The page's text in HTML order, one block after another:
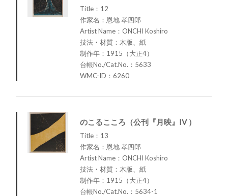
Title：12
作家名：恩地 孝四郎
Artist Name：ONCHI Koshiro
技法・材質：木版、紙
制作年：1915（大正4）
台帳No./Cat.No.：5633
WMC-ID：6260
のこるこころ（公刊『月映』IV ）
Title：13
作家名：恩地 孝四郎
Artist Name：ONCHI Koshiro
技法・材質：木版、紙
制作年：1915（大正4）
台帳No./Cat.No.：5634-1